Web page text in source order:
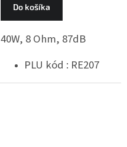
Do košíka
40W, 8 Ohm, 87dB
PLU kód : RE207